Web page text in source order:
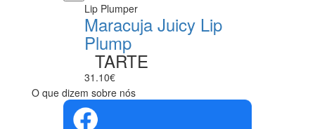
Lip Plumper
Maracuja Juicy Lip
Plump
TARTE
31.10€
O que dizem sobre nós